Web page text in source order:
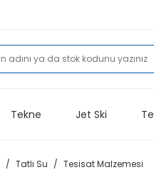
Tekne Jet Ski
Tatlı Su Tesisat Malzemesi